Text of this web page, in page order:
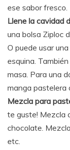
ese sabor fresco.
Llene la cavidad
una bolsa Ziploc
O puede usar
esquina.
masa. Para una
manga pastelera
Mezcla para
te guste! Mezcla
chocolate.
etc.